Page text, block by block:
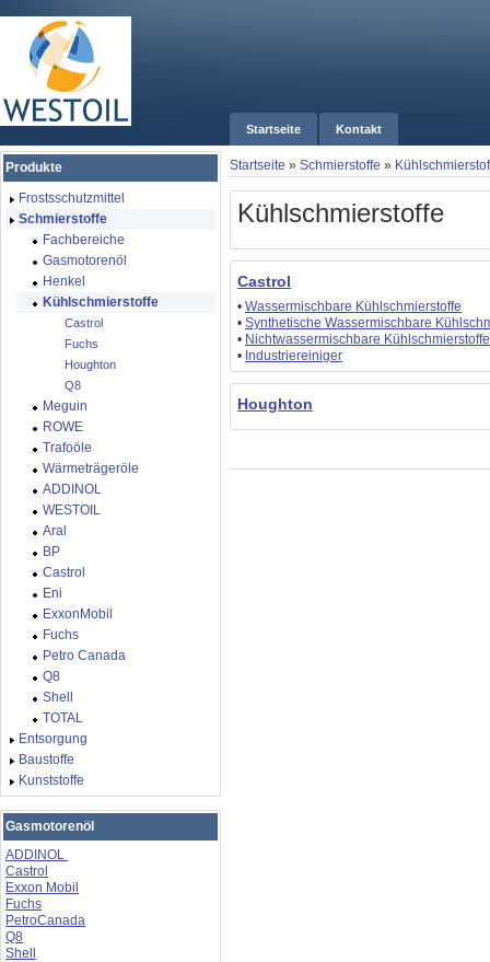
Startseite Kontakt
Startseite » Schmierstoffe »
Kühlschmierstoffe
Castrol
• Wassermischbare Kühlschmierstoffe
• Synthetische Wassermischbare
• Nichtwassermischbare Kühlschmierstoffe
• Industriereiniger
Houghton
Produkte
Frostsschutzmittel
Schmierstoffe
Fachbereiche
Gasmotorenöl
Henkel
Kühlschmierstoffe
Castrol
Fuchs
Houghton
Q8
Meguin
ROWE
Trafoöle
Wärmeträgeröle
ADDINOL
WESTOIL
Aral
BP
Castrol
Eni
ExxonMobil
Fuchs
Petro Canada
Q8
Shell
TOTAL
Entsorgung
Baustoffe
Kunststoffe
Gasmotorenöl
ADDINOL
Castrol
Exxon Mobil
Fuchs
PetroCanada
Q8
Shell